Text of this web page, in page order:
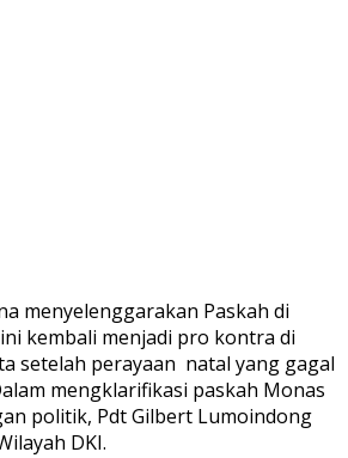
menyelenggarakan Paskah di
kembali menjadi pro kontra di
setelah perayaan natal yang gagal
mengklarifikasi paskah Monas
politik, Pdt Gilbert Lumoindong
DKI.